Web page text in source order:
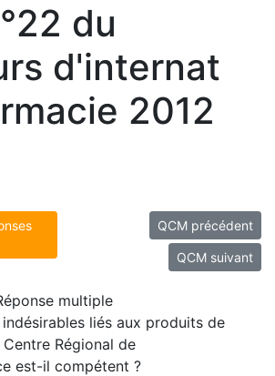
du
d'internat
2012
QCM précédent
QCM suivant
multiple
liés aux produits de
Régional de
est-il compétent ?